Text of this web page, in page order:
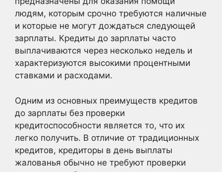
людям, которым срочно требуются наличные
и которые не могут дождаться следующей
зарплаты. Кредиты до зарплаты часто
выплачиваются через несколько недель и
характеризуются высокими процентными
ставками и расходами.
Одним из основных преимуществ кредитов
до зарплаты без проверки
кредитоспособности является то, что их
легко получить. В отличие от традиционных
кредитов, кредиторы в день выплаты
жалованья обычно не требуют проверки